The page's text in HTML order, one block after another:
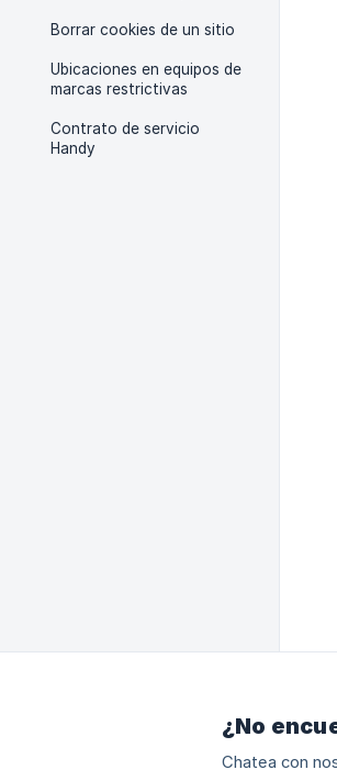
Borrar cookies de un sitio
Ubicaciones en equipos de
marcas restrictivas
Contrato de servicio
Handy
¿No
Chatea con